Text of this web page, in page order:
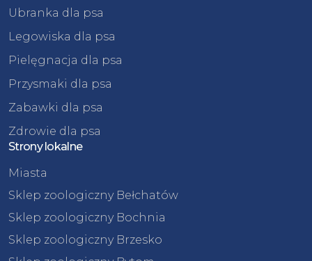
Ubranka dla psa
Legowiska dla psa
Pielęgnacja dla psa
Przysmaki dla psa
Zabawki dla psa
Zdrowie dla psa
Strony lokalne
Miasta
Sklep zoologiczny Bełchatów
Sklep zoologiczny Bochnia
Sklep zoologiczny Brzesko